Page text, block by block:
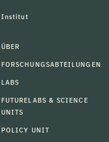
Institut
ÜBER
FORSCHUNGSABTEILUNGEN
LABS
FUTURELABS & SCIENCE
UNITS
POLICY UNIT